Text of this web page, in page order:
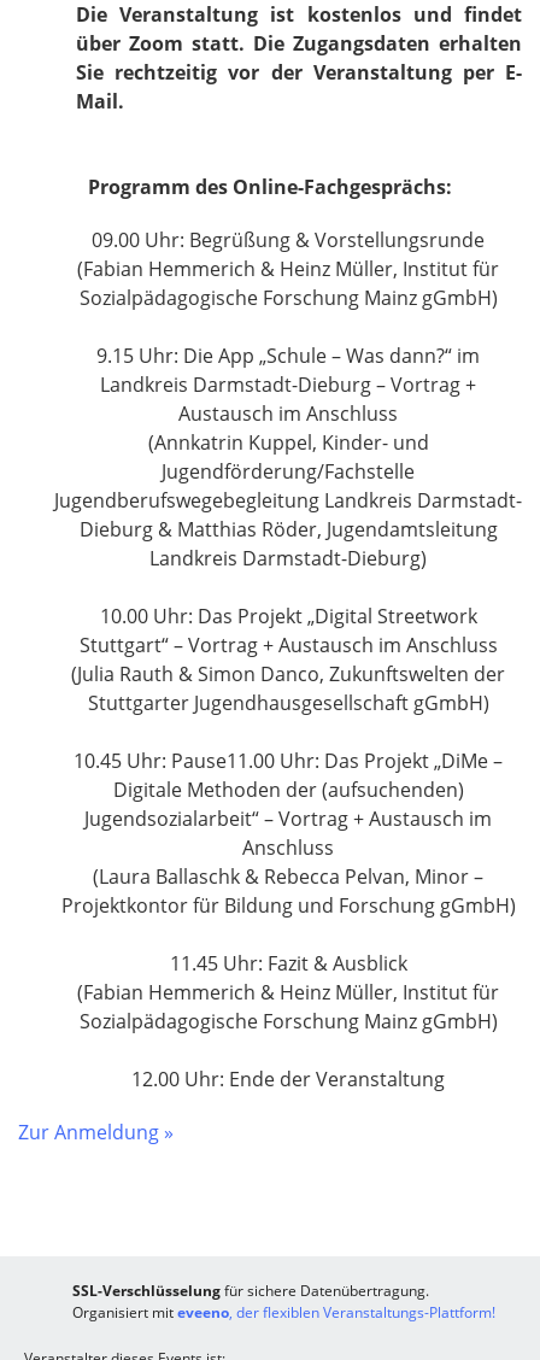
Die Veranstaltung ist kostenlos und findet
über Zoom statt. Die Zugangsdaten erhalten
Sie rechtzeitig vor der Veranstaltung per E-
Mail.
Programm des Online-Fachgesprächs:
09.00 Uhr: Begrüßung & Vorstellungsrunde
(Fabian Hemmerich & Heinz Müller, Institut für
Sozialpädagogische Forschung Mainz gGmbH)
9.15 Uhr: Die App „Schule – Was dann?“ im
Landkreis Darmstadt-Dieburg – Vortrag +
Austausch im Anschluss
(Annkatrin Kuppel, Kinder- und
Jugendförderung/Fachstelle
Jugendberufswegebegleitung Landkreis Darmstadt-
Dieburg & Matthias Röder, Jugendamtsleitung
Landkreis Darmstadt-Dieburg)
10.00 Uhr: Das Projekt „Digital Streetwork
Stuttgart“ – Vortrag + Austausch im Anschluss
(Julia Rauth & Simon Danco, Zukunftswelten der
Stuttgarter Jugendhausgesellschaft gGmbH)
10.45 Uhr: Pause11.00 Uhr: Das Projekt „DiMe –
Digitale Methoden der (aufsuchenden)
Jugendsozialarbeit“ – Vortrag + Austausch im
Anschluss
(Laura Ballaschk & Rebecca Pelvan, Minor –
Projektkontor für Bildung und Forschung gGmbH)
11.45 Uhr: Fazit & Ausblick
(Fabian Hemmerich & Heinz Müller, Institut für
Sozialpädagogische Forschung Mainz gGmbH)
12.00 Uhr: Ende der Veranstaltung
Zur Anmeldung »
SSL-Verschlüsselungfür sichere Datenübertragung.
Organisiert miteveeno, der flexiblen Veranstaltungs-Plattform!